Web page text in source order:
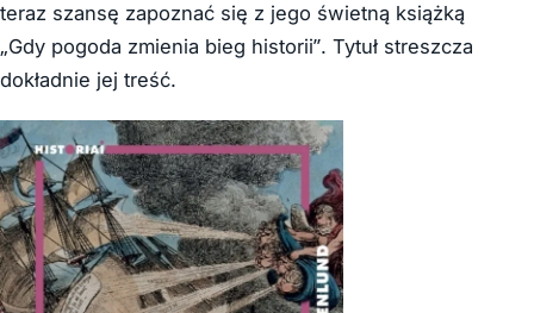
teraz szansę zapoznać się z jego świetną książką
„Gdy pogoda zmienia bieg historii”. Tytuł streszcza
dokładnie jej treść.